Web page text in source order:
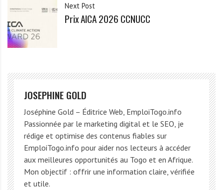
Next Post
Prix AICA 2026 CCNUCC
JOSEPHINE GOLD
Joséphine Gold – Éditrice Web, EmploiTogo.info
Passionnée par le marketing digital et le SEO, je
rédige et optimise des contenus fiables sur
EmploiTogo.info pour aider nos lecteurs à accéder
aux meilleures opportunités au Togo et en Afrique.
Mon objectif : offrir une information claire, vérifiée
et utile.